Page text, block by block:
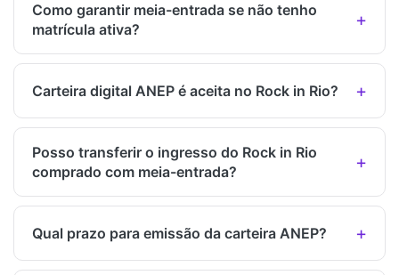
Como garantir meia-entrada se não tenho
matrícula ativa?
Carteira digital ANEP é aceita no Rock in Rio?
Posso transferir o ingresso do Rock in Rio
comprado com meia-entrada?
Qual prazo para emissão da carteira ANEP?